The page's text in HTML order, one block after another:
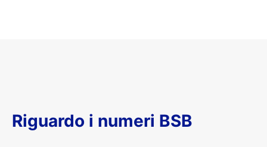
Riguardo i numeri BSB